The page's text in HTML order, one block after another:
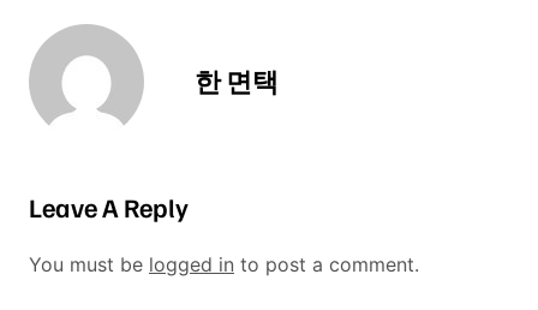
한 면택
Leave A Reply
You must be logged in to post a comment.